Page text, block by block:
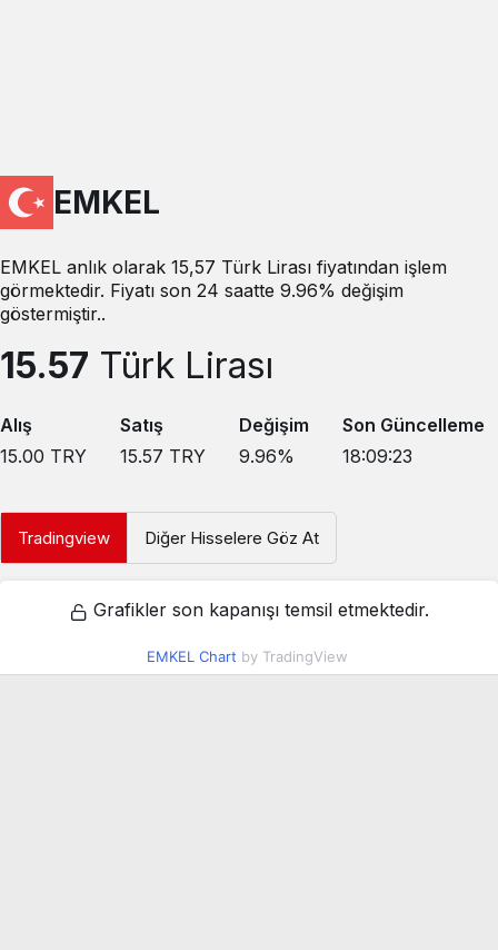
EMKEL
EMKEL anlık olarak 15,57 Türk Lirası fiyatından işlem
görmektedir. Fiyatı son 24 saatte 9.96% değişim
göstermiştir..
15.57 Türk Lirası
Alış
15.00 TRY
Satış
15.57 TRY
Değişim
9.96%
Son Güncelleme
18:09:23
Tradingview Diğer Hisselere Göz At
Grafikler son kapanışı temsil etmektedir.
EMKEL Chart by TradingView